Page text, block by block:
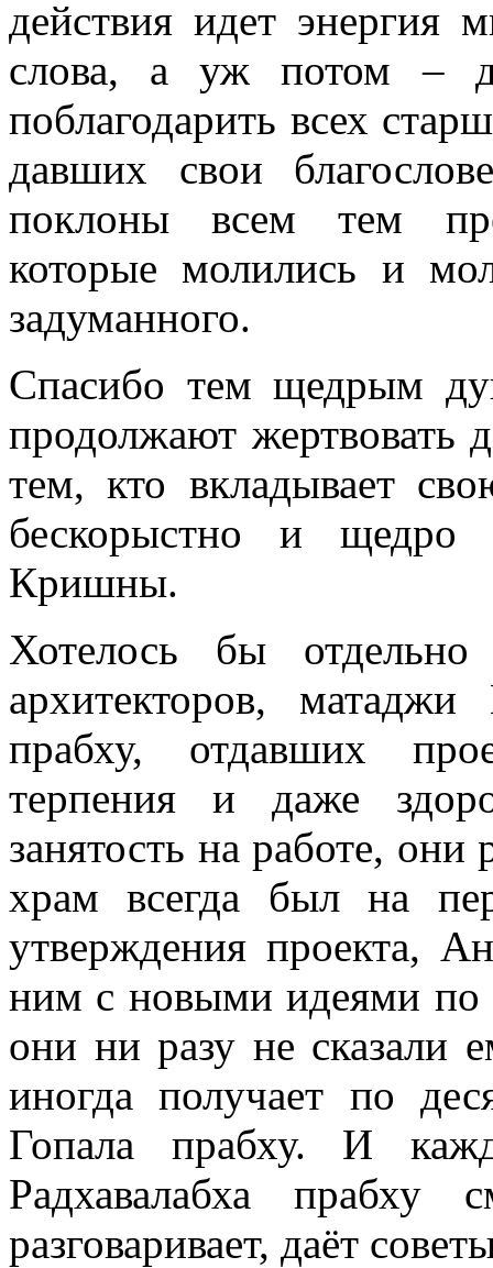
действия идет энергия
слова, а уж потом –
поблагодарить всех
давших свои
поклоны всем тем
которые молились и
задуманного.
Спасибо тем щедрым
продолжают жертвовать
тем, кто вкладывает
бескорыстно и щедро
Кришны.
Хотелось бы
архитекторов,
прабху, отдавших
терпения и даже
занятость на работе, они
храм всегда был на
утверждения проекта,
ним с новыми идеями по
они ни разу не сказали
иногда получает по
Гопала прабху. И
Радхавалабха прабху
разговаривает, даёт